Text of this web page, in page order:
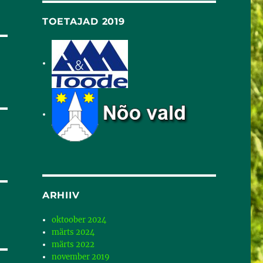
TOETAJAD 2019
ARHIIV
oktoober 2024
märts 2024
märts 2022
november 2019